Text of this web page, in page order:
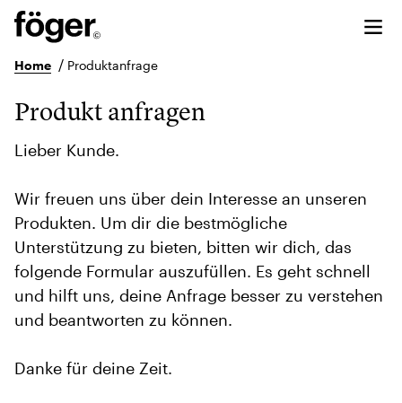
Home / Produktanfrage
Produkt anfragen
Lieber Kunde.
Wir freuen uns über dein Interesse an unseren
Produkten. Um dir die bestmögliche
Unterstützung zu bieten, bitten wir dich, das
folgende Formular auszufüllen. Es geht schnell
und hilft uns, deine Anfrage besser zu verstehen
und beantworten zu können.
Danke für deine Zeit.